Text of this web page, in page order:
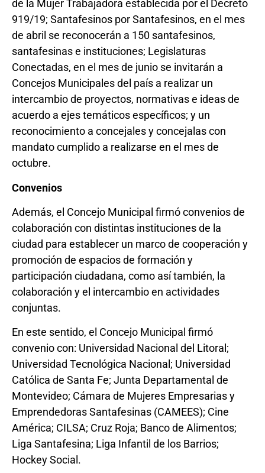
de la Mujer Trabajadora establecida por el Decreto
919/19; Santafesinos por Santafesinos, en el mes
de abril se reconocerán a 150 santafesinos,
santafesinas e instituciones; Legislaturas
Conectadas, en el mes de junio se invitarán a
Concejos Municipales del país a realizar un
intercambio de proyectos, normativas e ideas de
acuerdo a ejes temáticos específicos; y un
reconocimiento a concejales y concejalas con
mandato cumplido a realizarse en el mes de
octubre.
Convenios
Además, el Concejo Municipal firmó convenios de
colaboración con distintas instituciones de la
ciudad para establecer un marco de cooperación y
promoción de espacios de formación y
participación ciudadana, como así también, la
colaboración y el intercambio en actividades
conjuntas.
En este sentido, el Concejo Municipal firmó
convenio con: Universidad Nacional del Litoral;
Universidad Tecnológica Nacional; Universidad
Católica de Santa Fe; Junta Departamental de
Montevideo; Cámara de Mujeres Empresarias y
Emprendedoras Santafesinas (CAMEES); Cine
América; CILSA; Cruz Roja; Banco de Alimentos;
Liga Santafesina; Liga Infantil de los Barrios;
Hockey Social.